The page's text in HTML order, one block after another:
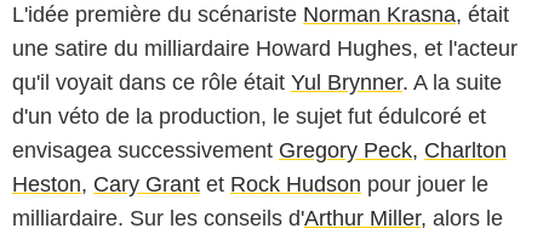
L'idée première du scénariste Norman Krasna, était
une satire du milliardaire Howard Hughes, et l'acteur
qu'il voyait dans ce rôle était Yul Brynner. A la suite
d'un véto de la production, le sujet fut édulcoré et
envisagea successivement Gregory Peck, Charlton
Heston, Cary Grant et Rock Hudson pour jouer le
milliardaire. Sur les conseils d'Arthur Miller, alors le